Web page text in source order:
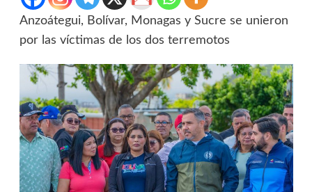
Anzoátegui, Bolívar, Monagas y Sucre se unieron
por las víctimas de los dos terremotos